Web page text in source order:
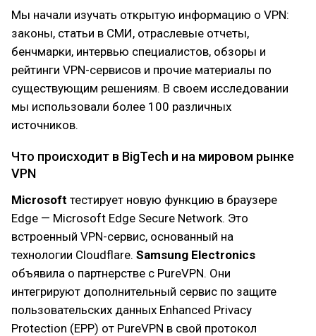
Мы начали изучать открытую информацию о VPN:
законы, статьи в СМИ, отраслевые отчеты,
бенчмарки, интервью специалистов, обзоры и
рейтинги VPN-сервисов и прочие материалы по
существующим решениям. В своем исследовании
мы использовали более 100 различных
источников.
Что происходит в BigTech и на мировом рынке
VPN
Microsoft тестирует новую функцию в браузере
Edge — Microsoft Edge Secure Network. Это
встроенный VPN-сервис, основанный на
технологии Cloudflare. Samsung Electronics
объявила о партнерстве с PureVPN. Они
интегрируют дополнительный сервис по защите
пользовательских данных Enhanced Privacy
Protection (EPP) от PureVPN в свой протокол